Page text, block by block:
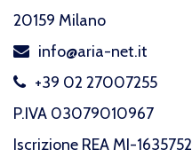
20159 Milano
info@aria-net.it
+39 02 27007255
P.IVA 03079010967
Iscrizione REA MI-1635752